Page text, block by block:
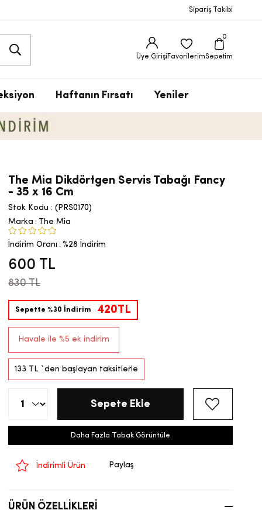
Sipariş Takibi
Üye Girişi FavorilerimSepetim
0
Haftanın Fırsatı Yeniler
The Mia Dikdörtgen Servis Tabağı Fancy
- 35 x 16 Cm
Stok Kodu
(PRS0170)
Marka : The Mia
İndirim Oranı : %28 İndirim
830 TL
600 TL
Sepette %30 İndirim 420TL
Havale ile %5 ek indirim
133 TL `den başlayan taksitlerle
Daha Fazla Tabak Görüntüle
İndirimli Ürün Paylaş
ÜRÜN ÖZELLIKLERI